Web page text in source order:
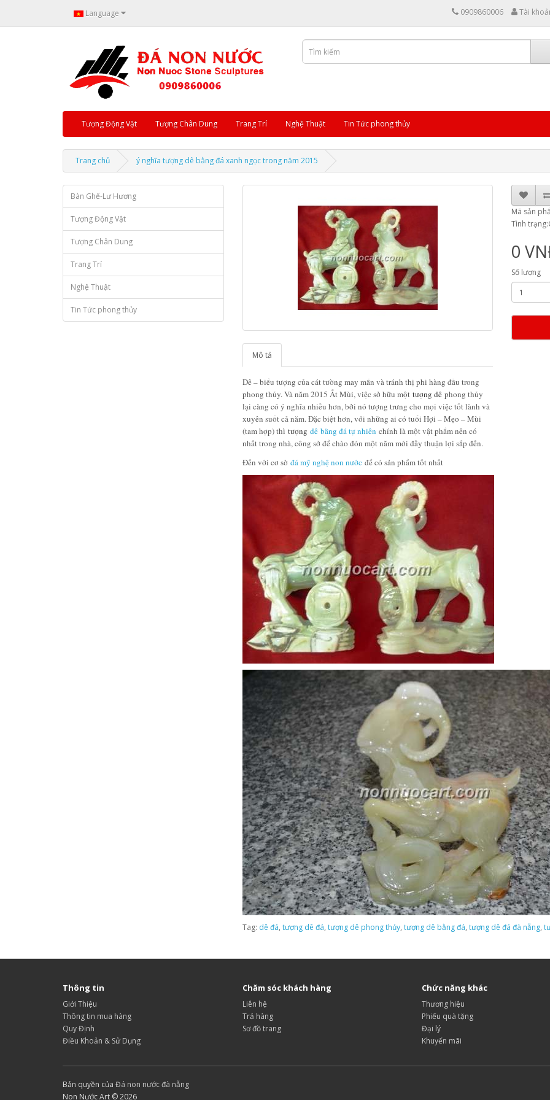
Language 0909860006 Tài
Tượng Động Vật Tượng Chân Dung Trang Trí Nghệ Thuật Tin Tức phong thủy
Trang chủ ý nghĩa tượng dê bằng đá xanh ngọc trong năm 2015
Bàn Ghế-Lư Hương
Tượng Động Vật
Tượng Chân Dung
Trang Trí
Nghệ Thuật
Tin Tức phong thủy
Mô tả
Dê – biểu tượng của cát tường may mắn và tránh thị phi hàng đầu trong
phong thủy. Và năm 2015 Ất Mùi, việc sở hữu một tượng dêphong thủy
lại càng có ý nghĩa nhiều hơn, bởi nó tượng trưng cho mọi việc tốt lành và
xuyên suốt cả năm. Đặc biệt hơn, với những ai có tuổi Hợi – Mẹo – Mùi
(tam hợp) thì tượng dêbằng đá tự nhiên chính là một vật phẩm nên có
nhất trong nhà, công sở để chào đón một năm mới đầy thuận lợi sắp đến.
Đến với cơ sở đá mỹ nghệ non nước để có sản phẩm tốt nhất
Mã sản
Tình
0
Số lượng
Tag: dê đá, tượng dê đá, tượng dê phong thủy, tượng dê bằng đá, tượng dê đá đà nẵng,
Thông tin
Giới Thiệu
Thông tin mua hàng
Quy Định
Điều Khoản & Sử Dụng
Chăm sóc khách hàng
Liên hệ
Trả hàng
Sơ đồ trang
Chức năng khác
Thương hiệu
Phiếu quà tặng
Đại lý
Khuyến mãi
Bản quyền của Đá non nước đà nẵng
Non Nước Art © 2026